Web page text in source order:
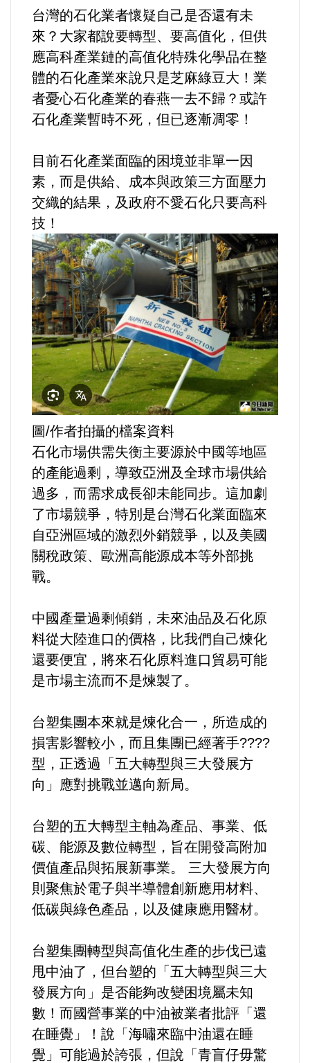
中美台
正能量
餐飲美食
蔬/素食
法制/司法/監督
防災/救災
考試/監察
國安/國防/外交
自然/地理/景觀/地球
都市發展與都市建設
選舉/民調
觀光旅遊
生物科技
出版（影音/圖書/雜誌）
文化資產/文物保護
旅館/民宿
好人好事/人物介紹
台灣的石化業者懷疑自己是否還有未
來？大家都說要轉型、要高值化，但供
應高科產業鏈的高值化特殊化學品在整
體的石化產業來說只是芝麻綠豆大！業
者憂心石化產業的春燕一去不歸？或許
石化產業暫時不死，但已逐漸凋零！
目前石化產業面臨的困境並非單一因
素，而是供給、成本與政策三方面壓力
交織的結果，及政府不愛石化只要高科
技！
圖/作者拍攝的檔案資料
石化市場供需失衡主要源於中國等地區
的產能過剩，導致亞洲及全球市場供給
過多，而需求成長卻未能同步。這加劇
了市場競爭，特別是台灣石化業面臨來
自亞洲區域的激烈外銷競爭，以及美國
關稅政策、歐洲高能源成本等外部挑
戰。
中國產量過剩傾銷，未來油品及石化原
料從大陸進口的價格，比我們自己煉化
還要便宜，將來石化原料進口貿易可能
是市場主流而不是煉製了。
台塑集團本來就是煉化合一，所造成的
損害影響較小，而且集團已經著手????
型，正透過「五大轉型與三大發展方
向」應對挑戰並邁向新局。
台塑的五大轉型主軸為產品、事業、低
碳、能源及數位轉型，旨在開發高附加
價值產品與拓展新事業。 三大發展方向
則聚焦於電子與半導體創新應用材料、
低碳與綠色產品，以及健康應用醫材。
台塑集團轉型與高值化生產的步伐已遠
甩中油了，但台塑的「五大轉型與三大
發展方向」是否能夠改變困境屬未知
數！而國營事業的中油被業者批評「還
在睡覺」！說「海嘯來臨中油還在睡
覺」可能過於誇張，但說「青盲仔毋驚